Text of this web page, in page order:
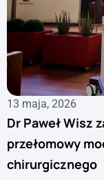
13 maja, 2026
Dr Paweł Wisz
przełomowy
chirurgicznego